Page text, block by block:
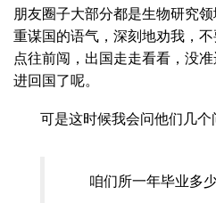
朋友圈子大部分都是生物研究
重谋国的语气，深刻地劝我，
点往前闯，出国走走看看，没
进回国了呢。
可是这时候我会问他们几个
咱们所一年毕业多